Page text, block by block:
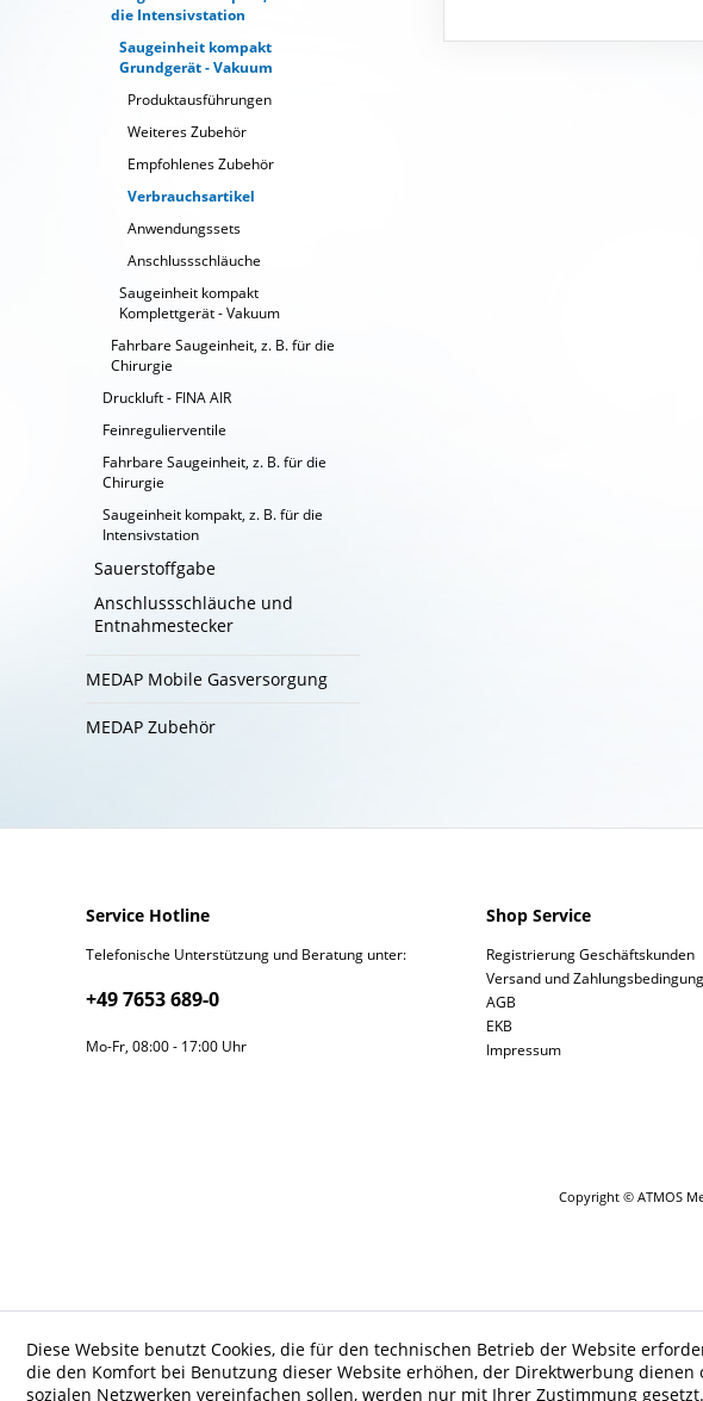
die Intensivstation
Saugeinheit kompakt
Grundgerät - Vakuum
Produktausführungen
Weiteres Zubehör
Empfohlenes Zubehör
Verbrauchsartikel
Anwendungssets
Anschlussschläuche
Saugeinheit kompakt
Komplettgerät - Vakuum
Fahrbare Saugeinheit, z. B. für die
Chirurgie
Druckluft - FINA AIR
Feinregulierventile
Fahrbare Saugeinheit, z. B. für die
Chirurgie
Saugeinheit kompakt, z. B. für die
Intensivstation
Sauerstoffgabe
Anschlussschläuche und
Entnahmestecker
MEDAP Mobile Gasversorgung
MEDAP Zubehör
Service Hotline
Telefonische Unterstützung und Beratung unter:
+49 7653 689-0
Mo-Fr, 08:00 - 17:00 Uhr
Shop Service
Registrierung Geschäftskunden
Versand und
AGB
EKB
Impressum
Copyright © ATMOS
Diese Website benutzt Cookies, die für den technischen Betrieb der Website
die den Komfort bei Benutzung dieser Website erhöhen, der Direktwerbung
sozialen Netzwerken vereinfachen sollen, werden nur mit Ihrer Zustimmung gesetzt.